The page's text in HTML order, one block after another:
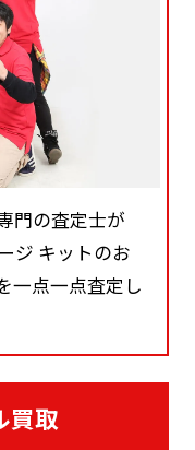
門の査定士が
ジ キットのお
一点一点査定し
買取